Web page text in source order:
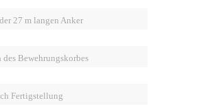
27 m langen Anker
des Bewehrungskorbes
Fertigstellung